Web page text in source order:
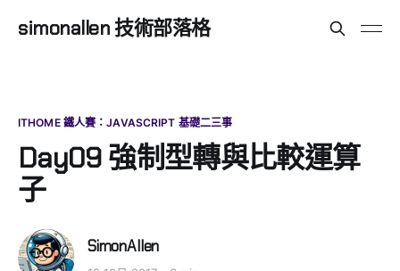
simonallen 技術部落格
ITHOME 鐵人賽：JAVASCRIPT 基礎二三事
Day09 強制型轉與比較運算
子
SimonAllen